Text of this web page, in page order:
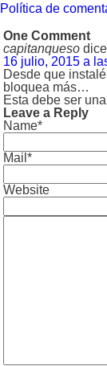
Política de
One Comment
capitanqueso
16 julio, 2015 a
Desde que
bloquea más…
Esta debe ser
Leave a Reply
Name*
Mail*
Website